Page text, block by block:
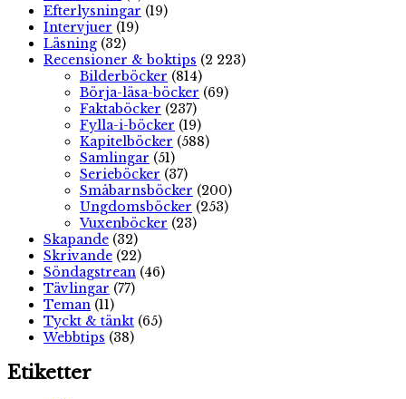
Efterlysningar (19)
Intervjuer (19)
Läsning (32)
Recensioner & boktips (2 223)
Bilderböcker (814)
Börja-läsa-böcker (69)
Faktaböcker (237)
Fylla-i-böcker (19)
Kapitelböcker (588)
Samlingar (51)
Serieböcker (37)
Småbarnsböcker (200)
Ungdomsböcker (253)
Vuxenböcker (23)
Skapande (32)
Skrivande (22)
Söndagstrean (46)
Tävlingar (77)
Teman (11)
Tyckt & tänkt (65)
Webbtips (38)
Etiketter